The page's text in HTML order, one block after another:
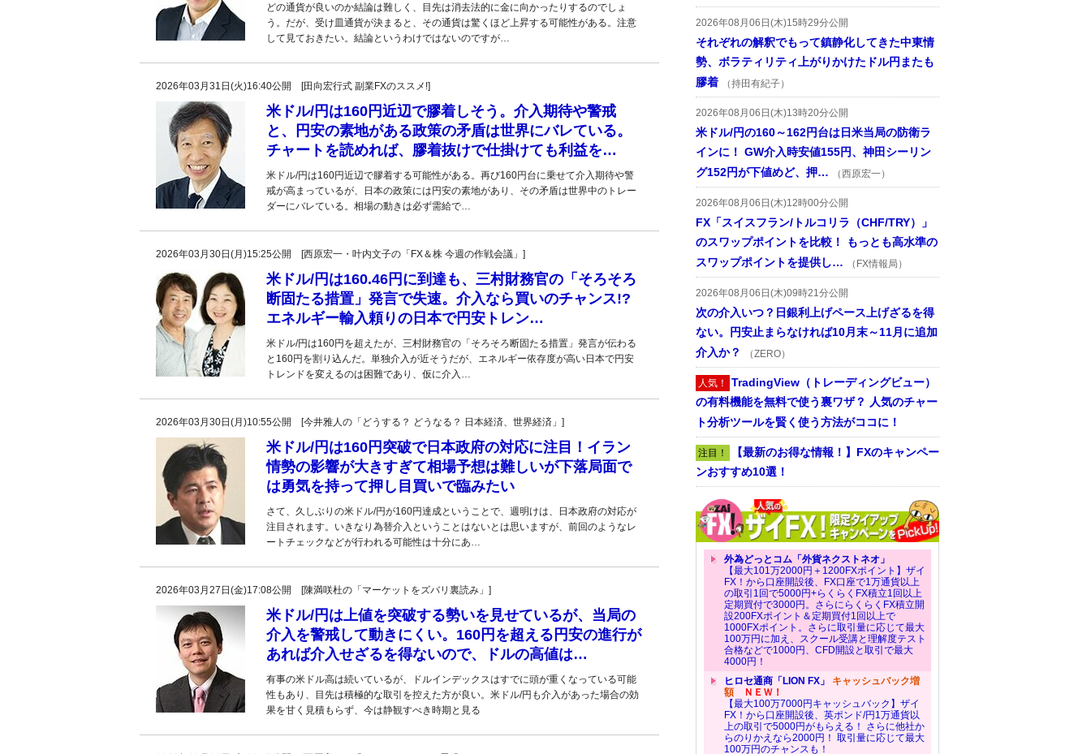
どの通貨が良いのか結論は難しく、目先は消去法的に金に向かったりするのでしょ
う。だが、受け皿通貨が決まると、その通貨は驚くほど上昇する可能性がある。注意
して見ておきたい。結論というわけではないのですが…
2026年03月31日(火)16:40公開 [田向宏行式 副業FXのススメ!]
米ドル/円は160円近辺で膠着しそう。介入期待や警戒
と、円安の素地がある政策の矛盾は世界にバレている。
チャートを読めれば、膠着抜けで仕掛けても利益を…
米ドル/円は160円近辺で膠着する可能性がある。再び160円台に乗せて介入期待や警
戒が高まっているが、日本の政策には円安の素地があり、その矛盾は世界中のトレー
ダーにバレている。相場の動きは必ず需給で…
2026年03月30日(月)15:25公開 [西原宏一・叶内文子の「FX＆株 今週の作戦会議」]
米ドル/円は160.46円に到達も、三村財務官の「そろそろ
断固たる措置」発言で失速。介入なら買いのチャンス!?
エネルギー輸入頼りの日本で円安トレン…
米ドル/円は160円を超えたが、三村財務官の「そろそろ断固たる措置」発言が伝わる
と160円を割り込んだ。単独介入が近そうだが、エネルギー依存度が高い日本で円安
トレンドを変えるのは困難であり、仮に介入…
2026年03月30日(月)10:55公開 [今井雅人の「どうする？ どうなる？ 日本経済、世界経済」]
米ドル/円は160円突破で日本政府の対応に注目！イラン
情勢の影響が大きすぎて相場予想は難しいが下落局面で
は勇気を持って押し目買いで臨みたい
さて、久しぶりの米ドル/円が160円達成ということで、週明けは、日本政府の対応が
注目されます。いきなり為替介入ということはないとは思いますが、前回のようなレ
ートチェックなどが行われる可能性は十分にあ…
2026年03月27日(金)17:08公開 [陳満咲杜の「マーケットをズバリ裏読み」]
米ドル/円は上値を突破する勢いを見せているが、当局の
介入を警戒して動きにくい。160円を超える円安の進行が
あれば介入せざるを得ないので、ドルの高値は…
有事の米ドル高は続いているが、ドルインデックスはすでに頭が重くなっている可能
性もあり、目先は積極的な取引を控えた方が良い。米ドル/円も介入があった場合の効
果を甘く見積もらず、今は静観すべき時期と見る
2026年08月06日(木)15時29分公開
それぞれの解釈でもって鎮静化してきた中東情
勢、ボラティリティ上がりかけたドル円またも
膠着
（持田有紀子）
2026年08月06日(木)13時20分公開
米ドル/円の160～162円台は日米当局の防衛ラ
インに！ GW介入時安値155円、神田シーリン
グ152円が下値めど、押…
（西原宏一）
2026年08月06日(木)12時00分公開
FX「スイスフラン/トルコリラ（CHF/TRY）」
のスワップポイントを比較！ もっとも高水準の
スワップポイントを提供し…
（FX情報局）
2026年08月06日(木)09時21分公開
次の介入いつ？日銀利上げペース上げざるを得
ない。円安止まらなければ10月末～11月に追加
介入か？
（ZERO）
人気！ TradingView（トレーディングビュー）
の有料機能を無料で使う裏ワザ？ 人気のチャー
ト分析ツールを賢く使う方法がココに！
注目！ 【最新のお得な情報！】FXのキャンペー
ンおすすめ10選！
外為どっとコム「外貨ネクストネオ」
【最大101万2000円＋1200FXポイント】ザイ
FX！から口座開設後、FX口座で1万通貨以上
の取引1回で5000円+らくらくFX積立1回以上
定期買付で3000円。さらにらくらくFX積立開
設200FXポイント＆定期買付1回以上で
1000FXポイント。さらに取引量に応じて最大
100万円に加え、スクール受講と理解度テスト
合格などで1000円、CFD開設と取引で最大
4000円！
ヒロセ通商「LION FX」 キャッシュバック増
額ＮＥＷ！
【最大100万7000円キャッシュバック】ザイ
FX！から口座開設後、英ポンド/円1万通貨以
上の取引で5000円がもらえる！ さらに他社か
らのりかえなら2000円！ 取引量に応じて最大
100万円のチャンスも！